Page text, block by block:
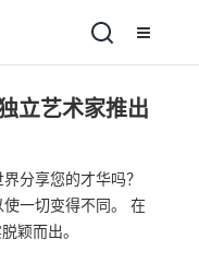
立艺术家推出
分享您的才华吗？
一切变得不同。 在
颖而出。